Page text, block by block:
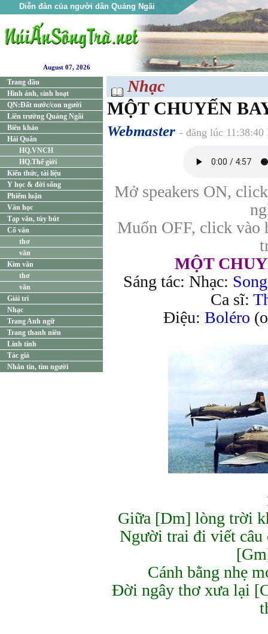
Diễn đàn của người dân Quảng Ngãi
August 07, 2026
Trang đầu
Hình ảnh, sinh hoạt
QN:Đất nước/con người
Liên trường Quảng Ngãi
Biên khảo
Hải Quân
HQ.VNCH
HQ.Thế giới
Kiến thức, tài liệu
Y học & đời sống
Phiếm luận
Văn học
Tạp văn, tùy bút
Cổ văn
thơ
văn
Kim văn
thơ
văn
Giải trí
Nhạc
Trang Anh ngữ
Trang thanh niên
Linh tinh
Tác giả
Nhắn tin, tìm người
Nhạc
MỘT CHUYẾN
Webmaster - đăng lúc 11:38:40
Mở speakers ON,
Muốn OFF, click vào
MỘT
Sáng tác: Nhạc:
Ca sĩ:
Điệu: Boléro
Giữa [Dm] lòng trời
Người trai đi viết câu
Cánh bằng nhẹ
Đời ngây thơ xưa lại